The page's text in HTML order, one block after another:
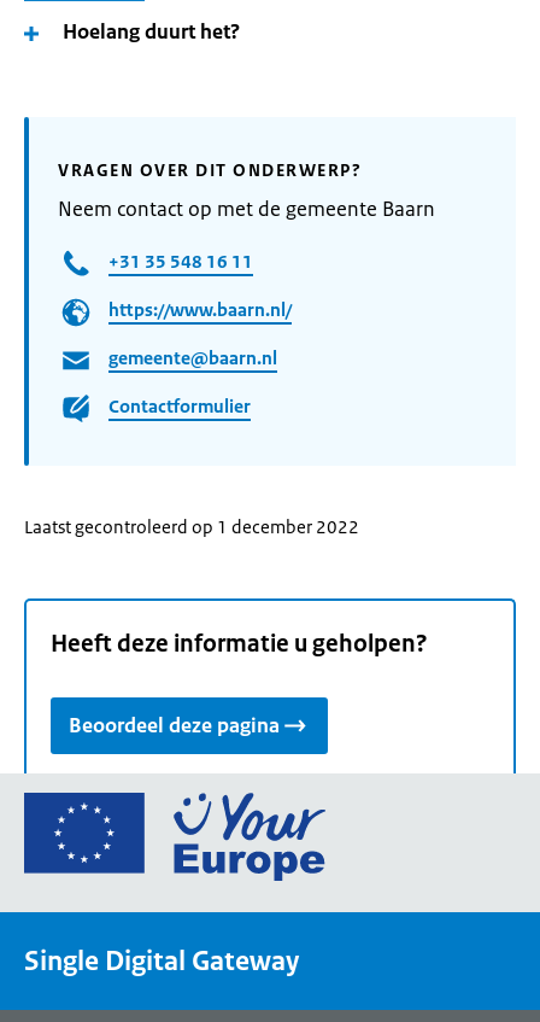
Hoelang duurt het?
VRAGEN OVER DIT ONDERWERP?
Neem contact op met de gemeente Baarn
+31 35 548 16 11
https://www.baarn.nl/
gemeente@baarn.nl
Contactformulier
Laatst gecontroleerd op 1 december 2022
Heeft deze informatie u geholpen?
Beoordeel deze pagina
Ga
de
Single Digital Gateway